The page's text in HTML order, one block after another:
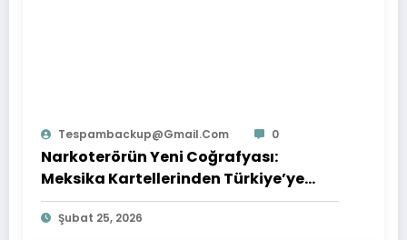
Tespambackup@gmail.com 0
Narkoterörün Yeni Coğrafyası:
Meksika Kartellerinden Türkiye’ye
Çıkarılan Dersler
Şubat 25, 2026